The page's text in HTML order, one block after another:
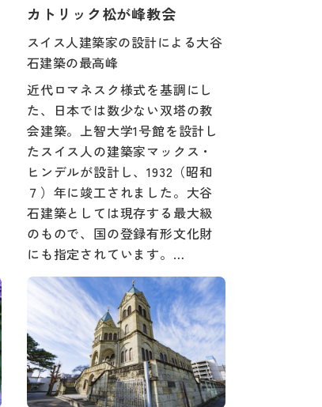
カトリック松が峰教会
スイス人建築家の設計による大谷
石建築の最高峰
近代ロマネスク様式を基調にし
た、日本では数少ない双塔の教
会建築。上智大学1号館を設計し
たスイス人の建築家マックス・
ヒンデルが設計し、1932（昭和
７）年に竣工されました。大谷
石建築としては現存する最大級
のもので、国の登録有形文化財
にも指定されています。…